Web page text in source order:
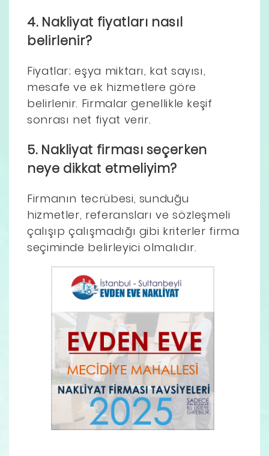
4. Nakliyat fiyatları nasıl
belirlenir?
Fiyatlar; eşya miktarı, kat sayısı,
mesafe ve ek hizmetlere göre
belirlenir. Firmalar genellikle keşif
sonrası net fiyat verir.
5. Nakliyat firması seçerken
neye dikkat etmeliyim?
Firmanın tecrübesi, sunduğu
hizmetler, referansları ve sözleşmeli
çalışıp çalışmadığı gibi kriterler firma
seçiminde belirleyici olmalıdır.